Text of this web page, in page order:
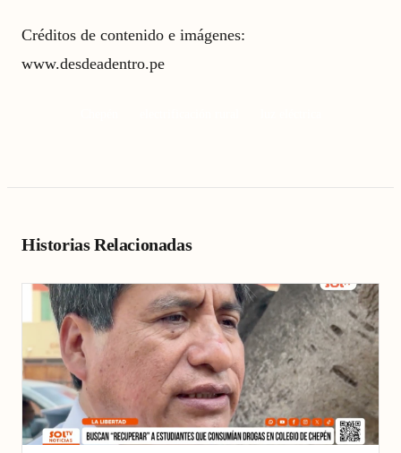
Créditos de contenido e imágenes:
www.desdeadentro.pe
Historias Relacionadas